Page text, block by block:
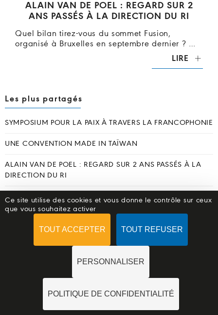
ALAIN VAN DE POEL : REGARD SUR 2
ANS PASSÉS À LA DIRECTION DU RI
Quel bilan tirez-vous du sommet Fusion,
organisé à Bruxelles en septembre dernier ? …
LIRE
Les plus partagés
SYMPOSIUM POUR LA PAIX À TRAVERS LA FRANCOPHONIE
UNE CONVENTION MADE IN TAÏWAN
ALAIN VAN DE POEL : REGARD SUR 2 ANS PASSÉS À LA
DIRECTION DU RI
SHELTERBOX INTERVIENT EN FAVEUR DES RÉFUGIÉS DU
LIBAN
UN GROUPE D’ACTION ROTARIEN POUR PROMOUVOIR LA
Ce site utilise des cookies et vous donne le contrôle sur ceux
que vous souhaitez activer
TOUT ACCEPTER TOUT REFUSER
PERSONNALISER
POLITIQUE DE CONFIDENTIALITÉ